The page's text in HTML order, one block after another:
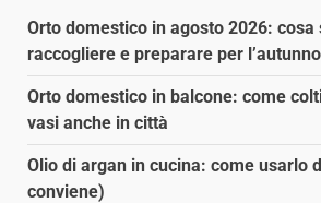
Orto domestico in agosto 2026: cosa
raccogliere e preparare per l’autunno
Orto domestico in balcone: come
vasi anche in città
Olio di argan in cucina: come usarlo
conviene)